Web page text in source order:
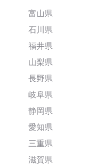
富山県
石川県
福井県
山梨県
長野県
岐阜県
静岡県
愛知県
三重県
滋賀県